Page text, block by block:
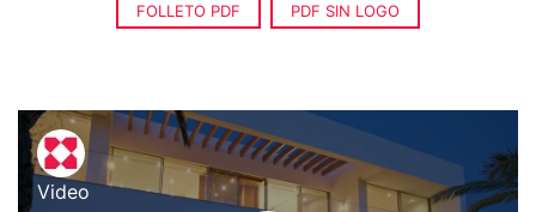
FOLLETO PDF PDF SIN LOGO
Video